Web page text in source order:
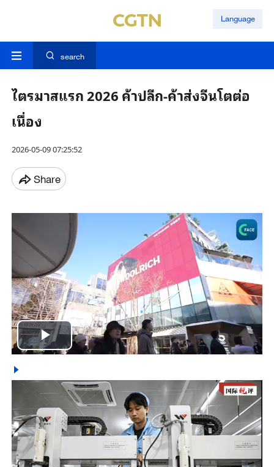
Language
search
ไตรมาสแรก 2026 ค้าปลีก-ค้าส่งจีนโตต่อ
เนื่อง
2026-05-09 07:25:52
Share
Play
Video